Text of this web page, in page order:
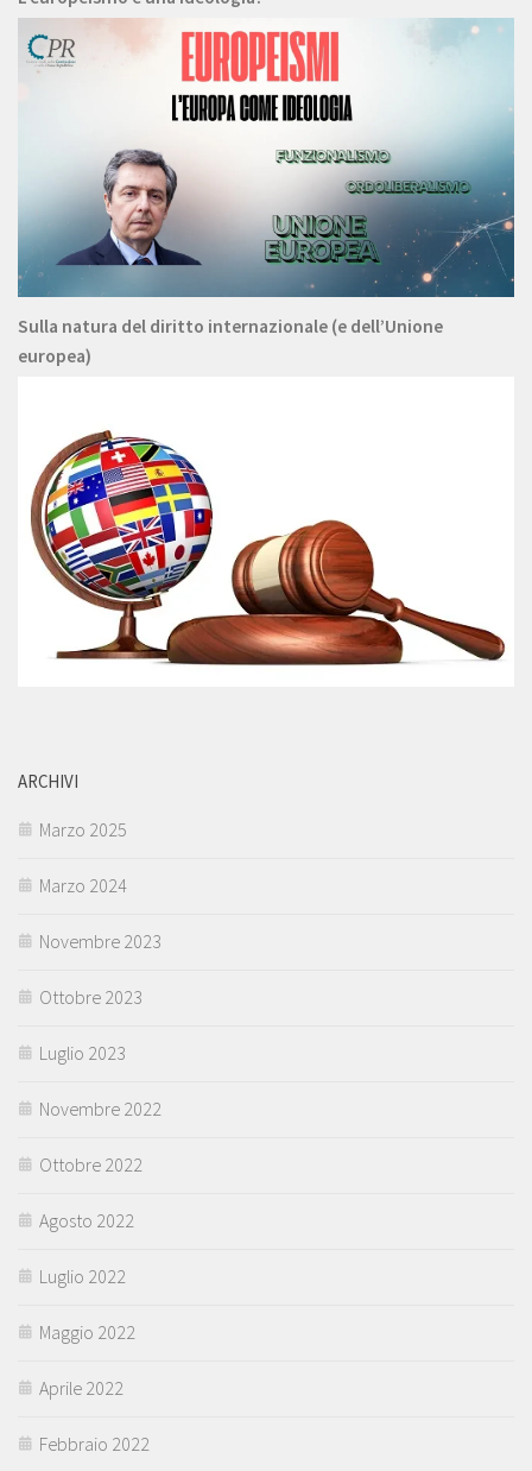
Sulla natura del diritto internazionale (e dell’Unione
europea)
ARCHIVI
Marzo 2025
Marzo 2024
Novembre 2023
Ottobre 2023
Luglio 2023
Novembre 2022
Ottobre 2022
Agosto 2022
Luglio 2022
Maggio 2022
Aprile 2022
Febbraio 2022